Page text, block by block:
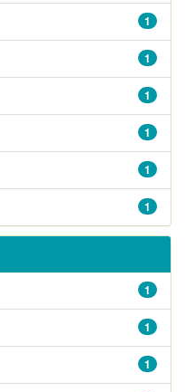
1
1
1
1
1
1
1
1
1